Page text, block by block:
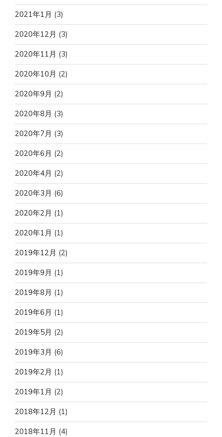
2021年1月 (3)
2020年12月 (3)
2020年11月 (3)
2020年10月 (2)
2020年9月 (2)
2020年8月 (3)
2020年7月 (3)
2020年6月 (2)
2020年4月 (2)
2020年3月 (6)
2020年2月 (1)
2020年1月 (1)
2019年12月 (2)
2019年9月 (1)
2019年8月 (1)
2019年6月 (1)
2019年5月 (2)
2019年3月 (6)
2019年2月 (1)
2019年1月 (2)
2018年12月 (1)
2018年11月 (4)